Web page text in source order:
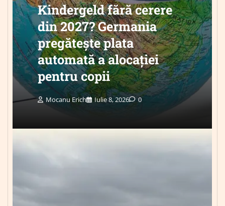
Kindergeld fără cerere
din 2027? Germania
pregătește plata
automată a alocației
pentru copii
Mocanu Erich Iulie 8, 2026 0